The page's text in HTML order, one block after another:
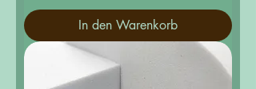
In den Warenkorb